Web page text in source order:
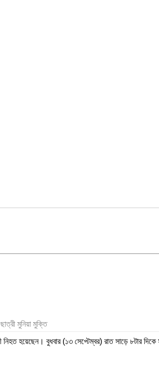
মুনিয়া মুক্তি
হয়েছেন। বুধবার (১৩ সেপ্টেম্বর) রাত সাড়ে ৮টার দিকে